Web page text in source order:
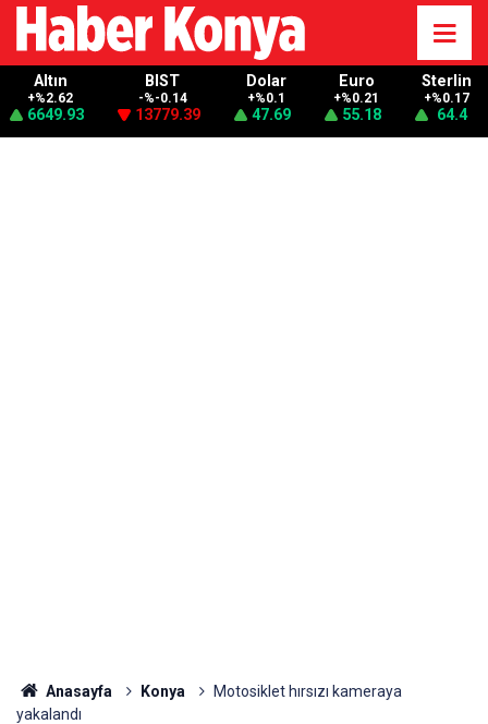
Altın
+%2.62
6649.93
BIST
-%-0.14
13779.39
Dolar
+%0.1
47.69
Euro
+%0.21
55.18
Sterlin
+%0.17
64.4
Anasayfa Konya
Motosiklet hırsızı kameraya
yakalandı